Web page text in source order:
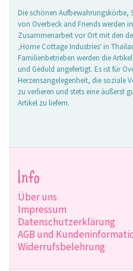
Die schönen Aufbewahrungskörbe,
von Overbeck and Friends werden
Zusammenarbeit vor Ort mit den
‚Home Cottage Industries‘ in
Familienbetrieben werden die
und Geduld angefertigt. Es ist für
Herzensangelegenheit, die soziale
zu verlieren und stets eine äußerst
Artikel zu liefern.
Info
Über uns
Impressum
Datenschutzerklärung
AGB und
Widerrufsbelehrung